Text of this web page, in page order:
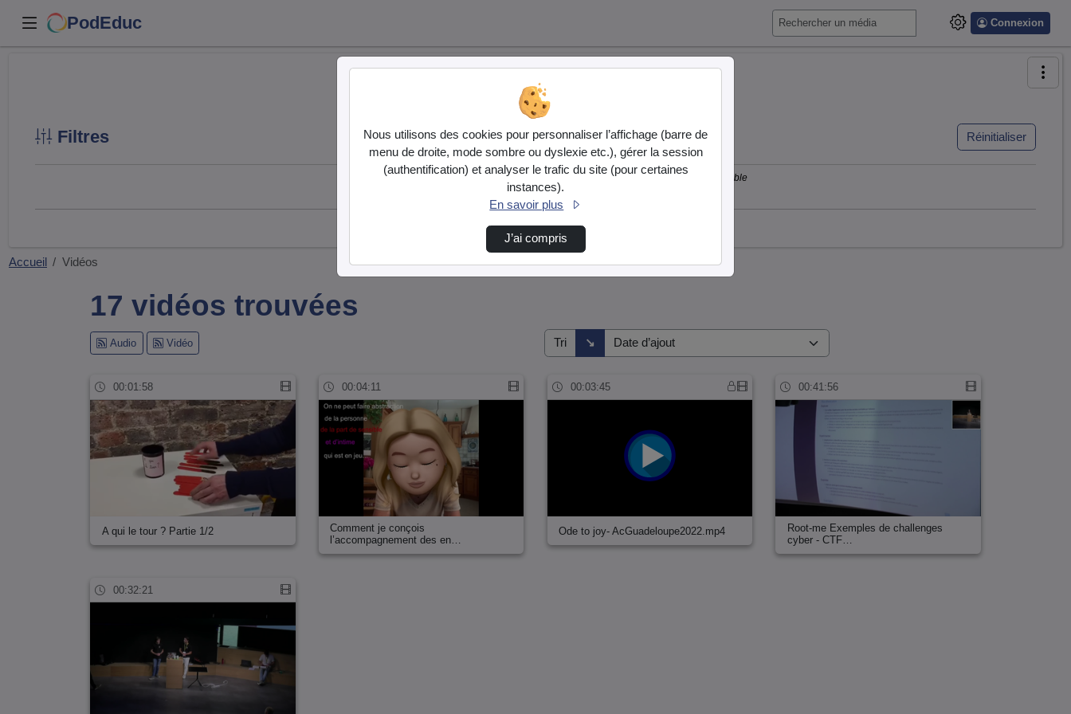
PodEduc Connexion
Filtres Réinitialiser
Accueil Vidéos
17 vidéos trouvées
Audio Vidéo Tri ↘
Direction de tri
00:01:58
A qui le tour ? Partie 1/2
00:04:11
Comment je conçois
l’accompagnement des en…
00:03:45
Ode to joy- AcGuadeloupe2022.mp4
00:41:56
Root-me Exemples de challenges
cyber - CTF…
00:32:21
Nous utilisons des cookies pour personnaliser l’affichage (barre de
menu de droite, mode sombre ou dyslexie etc.), gérer la session
(authentification) et analyser le trafic du site (pour certaines
instances).
En savoir plus
J’ai compris